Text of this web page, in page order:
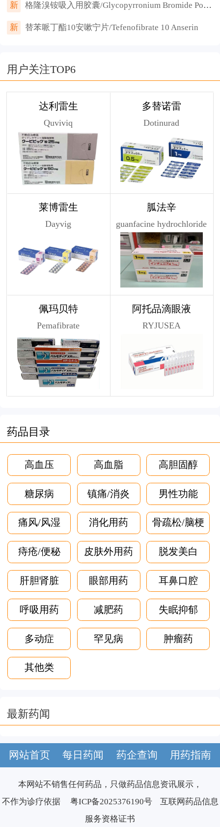
新 格隆溴铵吸入用胶囊/Glycopyrronium Bromide Powder for Inhalation, Hard Capsules
新 替苯哌丁酯10安嗽宁片/Tefenofibrate 10 Anserin
用户关注TOP6
达利雷生
Quviviq
多替诺雷
Dotinurad
莱博雷生
Dayvig
胍法辛
guanfacine hydrochloride
佩玛贝特
Pemafibrate
阿托品滴眼液
RYJUSEA
药品目录
高血压 高血脂 高胆固醇
糖尿病 镇痛/消炎 男性功能
痛风/风湿 消化用药 骨疏松/脑梗
痔疮/便秘 皮肤外用药 脱发美白
肝胆肾脏 眼部用药 耳鼻口腔
呼吸用药 减肥药 失眠抑郁
多动症 罕见病 肿瘤药
其他类
最新药闻
网站首页 每日药闻 药企查询 用药指南
本网站不销售任何药品，只做药品信息资讯展示，
不作为诊疗依据 粤ICP备2025376190号
互联网药品信息
服务资格证书